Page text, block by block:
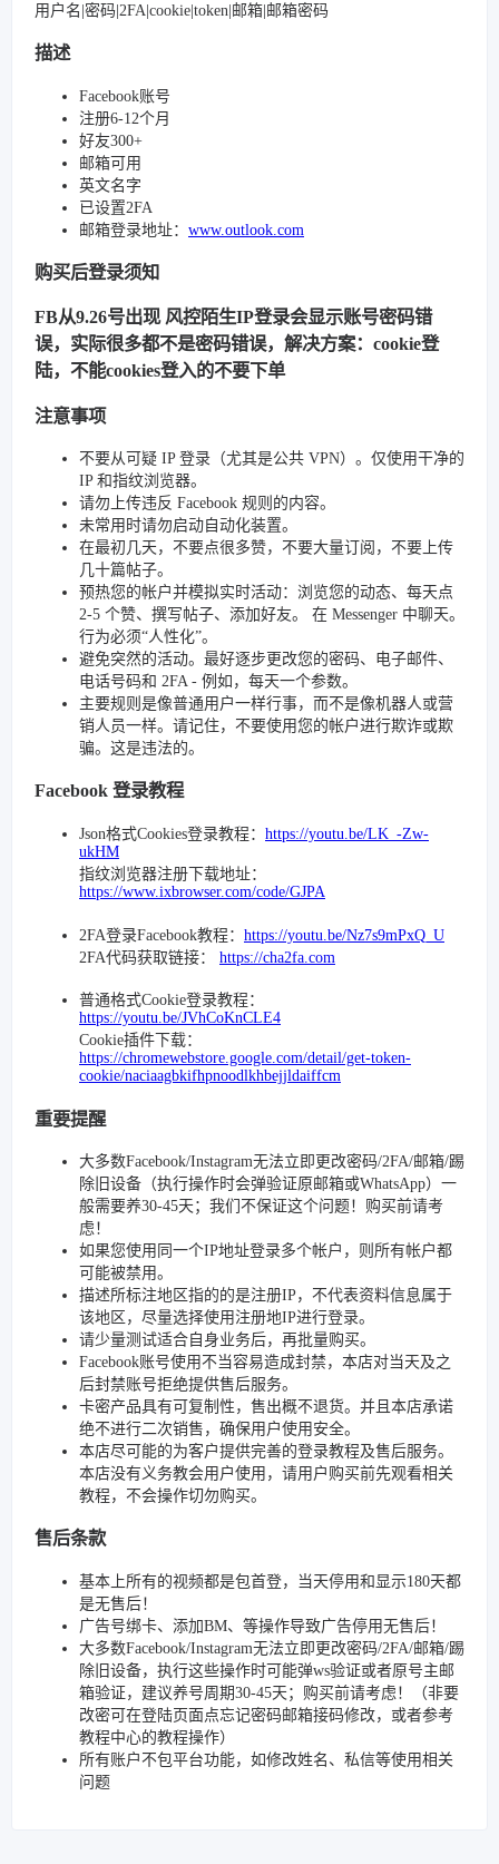
用户名|密码|2FA|cookie|token|邮箱|邮箱密码
描述
Facebook账号
注册6-12个月
好友300+
邮箱可用
英文名字
已设置2FA
邮箱登录地址： www.outlook.com
购买后登录须知
FB从9.26号出现 风控陌生IP登录会显示账号密码错
误，实际很多都不是密码错误，解决方案：cookie登
陆，不能cookies登入的不要下单
注意事项
不要从可疑 IP 登录（尤其是公共 VPN）。仅使用干净的
IP 和指纹浏览器。
请勿上传违反 Facebook 规则的内容。
未常用时请勿启动自动化装置。
在最初几天，不要点很多赞，不要大量订阅，不要上传
几十篇帖子。
预热您的帐户并模拟实时活动：浏览您的动态、每天点
2-5 个赞、撰写帖子、添加好友。 在 Messenger 中聊天。
行为必须“人性化”。
避免突然的活动。最好逐步更改您的密码、电子邮件、
电话号码和 2FA - 例如，每天一个参数。
主要规则是像普通用户一样行事，而不是像机器人或营
销人员一样。请记住，不要使用您的帐户进行欺诈或欺
骗。这是违法的。
Facebook 登录教程
Json格式Cookies登录教程： https://youtu.be/LK_-Zw-
ukHM
指纹浏览器注册下载地址：
https://www.ixbrowser.com/code/GJPA
2FA登录Facebook教程： https://youtu.be/Nz7s9mPxQ_U
2FA代码获取链接： https://cha2fa.com
普通格式Cookie登录教程：
https://youtu.be/JVhCoKnCLE4
Cookie插件下载：
https://chromewebstore.google.com/detail/get-token-
cookie/naciaagbkifhpnoodlkhbejjldaiffcm
重要提醒
大多数Facebook/Instagram无法立即更改密码/2FA/邮箱/踢
除旧设备（执行操作时会弹验证原邮箱或WhatsApp）一
般需要养30-45天；我们不保证这个问题！购买前请考
虑！
如果您使用同一个IP地址登录多个帐户，则所有帐户都
可能被禁用。
描述所标注地区指的的是注册IP，不代表资料信息属于
该地区，尽量选择使用注册地IP进行登录。
请少量测试适合自身业务后，再批量购买。
Facebook账号使用不当容易造成封禁，本店对当天及之
后封禁账号拒绝提供售后服务。
卡密产品具有可复制性，售出概不退货。并且本店承诺
绝不进行二次销售，确保用户使用安全。
本店尽可能的为客户提供完善的登录教程及售后服务。
本店没有义务教会用户使用，请用户购买前先观看相关
教程，不会操作切勿购买。
售后条款
基本上所有的视频都是包首登，当天停用和显示180天都
是无售后！
广告号绑卡、添加BM、等操作导致广告停用无售后！
大多数Facebook/Instagram无法立即更改密码/2FA/邮箱/踢
除旧设备，执行这些操作时可能弹ws验证或者原号主邮
箱验证，建议养号周期30-45天；购买前请考虑！（非要
改密可在登陆页面点忘记密码邮箱接码修改，或者参考
教程中心的教程操作）
所有账户不包平台功能，如修改姓名、私信等使用相关
问题